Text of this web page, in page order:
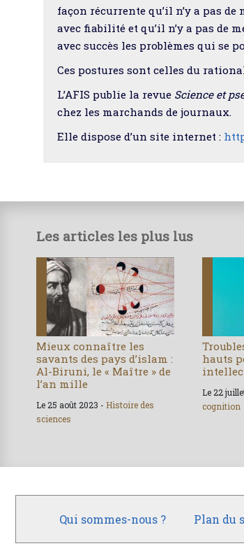
façon récurrente qu’il n’y a pas
avec fiabilité et qu’il n’y a pas de
avec succès les problèmes qui se
Ces postures sont celles du
L’AFIS publie la revue Science et
chez les marchands de journaux.
Elle dispose d’un site internet :
Les articles les plus lus
Mieux connaître les
savants des pays d’islam :
Al-Biruni, le « Maître » de
l’an mille
Le 25 août 2023 - Histoire des
sciences
hauts
Le 22
cognition
Qui sommes-nous ? Plan du